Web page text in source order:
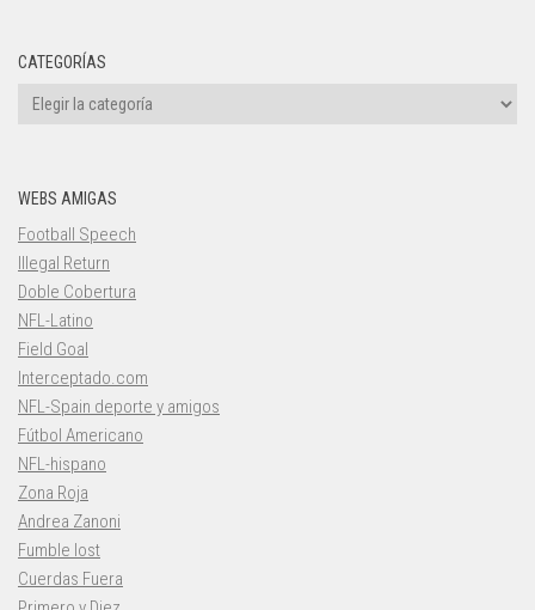
CATEGORÍAS
Categorías
WEBS AMIGAS
Football Speech
Illegal Return
Doble Cobertura
NFL-Latino
Field Goal
Interceptado.com
NFL-Spain deporte y amigos
Fútbol Americano
NFL-hispano
Zona Roja
Andrea Zanoni
Fumble lost
Cuerdas Fuera